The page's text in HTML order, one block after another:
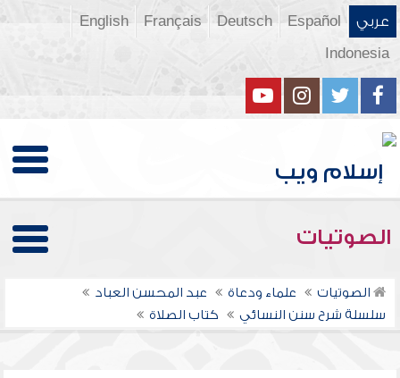
عربي Español
Deutsch
Français
English
Indonesia
الصوتيات
الصوتيات علماء ودعاة
عبد المحسن العباد
سلسلة شرح سنن النسائي
كتاب الصلاة